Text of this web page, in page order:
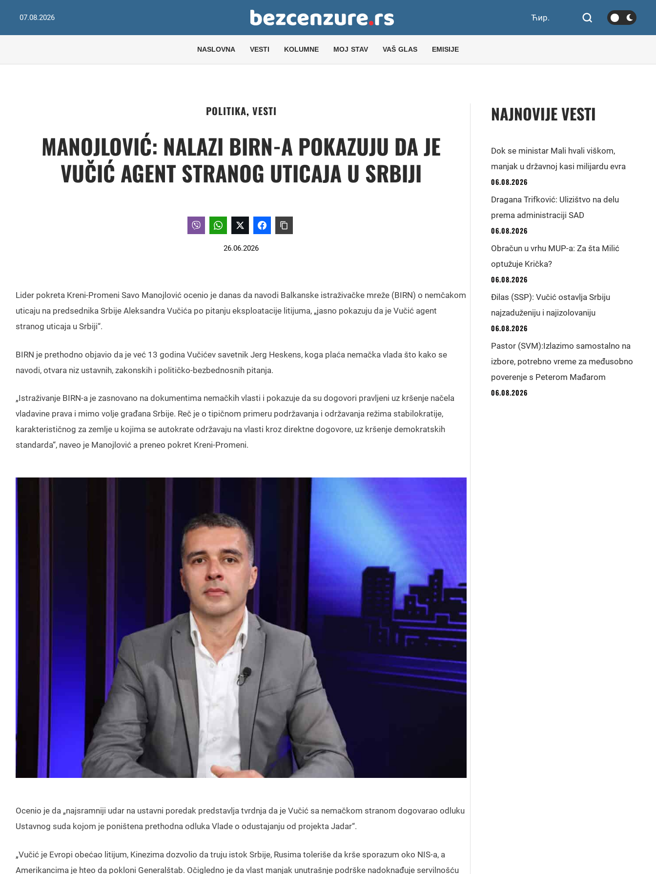
07.08.2026 Ћир.
NASLOVNA VESTI KOLUMNE MOJ STAV VAŠ GLAS EMISIJE
POLITIKA, VESTI
MANOJLOVIĆ: NALAZI BIRN-A POKAZUJU DA JE
VUČIĆ AGENT STRANOG UTICAJA U SRBIJI
26.06.2026
Lider pokreta Kreni-Promeni Savo Manojlović ocenio je danas da navodi Balkanske istraživačke mreže (BIRN) o nemčakom
uticaju na predsednika Srbije Aleksandra Vučića po pitanju eksploatacije litijuma, „jasno pokazuju da je Vučić agent
stranog uticaja u Srbiji“.
BIRN je prethodno objavio da je već 13 godina Vučićev savetnik Jerg Heskens, koga plaća nemačka vlada što kako se
navodi, otvara niz ustavnih, zakonskih i političko-bezbednosnih pitanja.
„Istraživanje BIRN-a je zasnovano na dokumentima nemačkih vlasti i pokazuje da su dogovori pravljeni uz kršenje načela
vladavine prava i mimo volje građana Srbije. Reč je o tipičnom primeru podržavanja i održavanja režima stabilokratije,
karakterističnog za zemlje u kojima se autokrate održavaju na vlasti kroz direktne dogovore, uz kršenje demokratskih
standarda“, naveo je Manojlović a preneo pokret Kreni-Promeni.
Ocenio je da „najsramniji udar na ustavni poredak predstavlja tvrdnja da je Vučić sa nemačkom stranom dogovarao odluku
Ustavnog suda kojom je poništena prethodna odluka Vlade o odustajanju od projekta Jadar“.
„Vučić je Evropi obećao litijum, Kinezima dozvolio da truju istok Srbije, Rusima toleriše da krše sporazum oko NIS-a, a
Amerikancima je hteo da pokloni Generalštab. Očigledno je da vlast manjak unutrašnje podrške nadoknađuje servilnošću
NAJNOVIJE VESTI
Dok se ministar Mali hvali viškom,
manjak u državnoj kasi milijardu evra
06.08.2026
Dragana Trifković: Ulizištvo na delu
prema administraciji SAD
06.08.2026
Obračun u vrhu MUP-a: Za šta Milić
optužuje Krička?
06.08.2026
Đilas (SSP): Vučić ostavlja Srbiju
najzaduženiju i najizolovaniju
06.08.2026
Pastor (SVM):Izlazimo samostalno na
izbore, potrebno vreme za međusobno
poverenje s Peterom Mađarom
06.08.2026